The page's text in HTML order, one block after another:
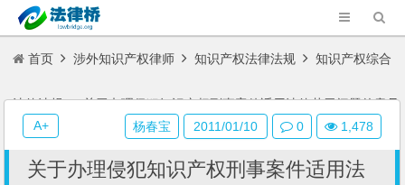
首页 涉外知识产权律师 知识产权法律法规 知识产权综合
法律法规 关于办理侵犯知识产权刑事案件适用法律若干问题的意见
关于办理侵犯知识产权刑事案件适用法
杨春宝 2011/01/10 0 1,478
A+